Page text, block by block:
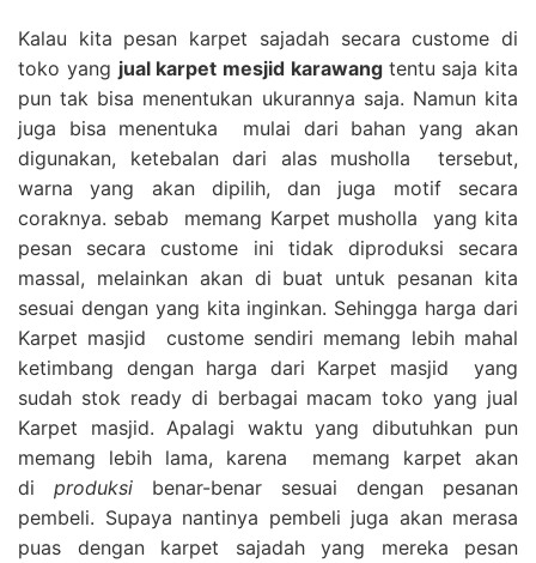
Kalau kita pesan karpet sajadah secara custome di
toko yang jual karpet mesjid karawang tentu saja kita
pun tak bisa menentukan ukurannya saja. Namun kita
juga bisa menentuka mulai dari bahan yang akan
digunakan, ketebalan dari alas musholla tersebut,
warna yang akan dipilih, dan juga motif secara
coraknya. sebab memang Karpet musholla yang kita
pesan secara custome ini tidak diproduksi secara
massal, melainkan akan di buat untuk pesanan kita
sesuai dengan yang kita inginkan. Sehingga harga dari
Karpet masjid custome sendiri memang lebih mahal
ketimbang dengan harga dari Karpet masjid yang
sudah stok ready di berbagai macam toko yang jual
Karpet masjid. Apalagi waktu yang dibutuhkan pun
memang lebih lama, karena memang karpet akan
di produksi benar-benar sesuai dengan pesanan
pembeli. Supaya nantinya pembeli juga akan merasa
puas dengan karpet sajadah yang mereka pesan